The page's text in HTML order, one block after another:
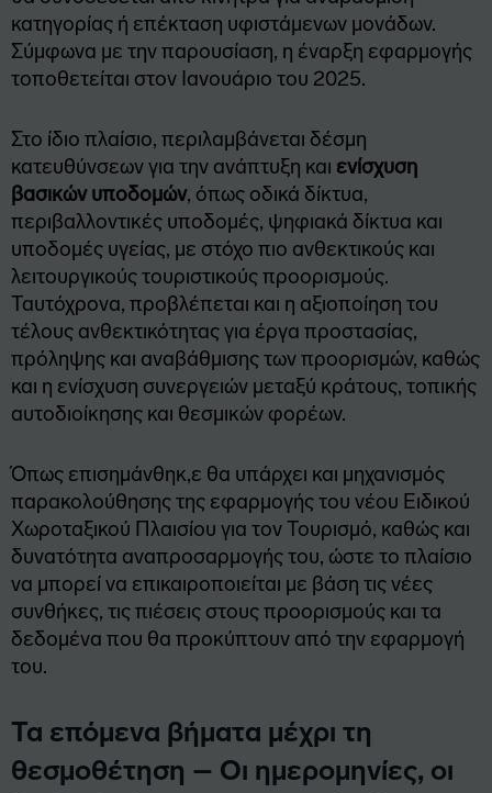
κατηγορίας ή επέκταση υφιστάμενων μονάδων.
Σύμφωνα με την παρουσίαση, η έναρξη εφαρμογής
τοποθετείται στον Ιανουάριο του 2025.
Στο ίδιο πλαίσιο, περιλαμβάνεται δέσμη
κατευθύνσεων για την ανάπτυξη και ενίσχυση
βασικών υποδομών, όπως οδικά δίκτυα,
περιβαλλοντικές υποδομές, ψηφιακά δίκτυα και
υποδομές υγείας, με στόχο πιο ανθεκτικούς και
λειτουργικούς τουριστικούς προορισμούς.
Ταυτόχρονα, προβλέπεται και η αξιοποίηση του
τέλους ανθεκτικότητας για έργα προστασίας,
πρόληψης και αναβάθμισης των προορισμών, καθώς
και η ενίσχυση συνεργειών μεταξύ κράτους, τοπικής
αυτοδιοίκησης και θεσμικών φορέων.
Όπως επισημάνθηκ,ε θα υπάρχει και μηχανισμός
παρακολούθησης της εφαρμογής του νέου Ειδικού
Χωροταξικού Πλαισίου για τον Τουρισμό, καθώς και
δυνατότητα αναπροσαρμογής του, ώστε το πλαίσιο
να μπορεί να επικαιροποιείται με βάση τις νέες
συνθήκες, τις πιέσεις στους προορισμούς και τα
δεδομένα που θα προκύπτουν από την εφαρμογή
του.
Τα επόμενα βήματα μέχρι τη
θεσμοθέτηση – Οι ημερομηνίες, οι